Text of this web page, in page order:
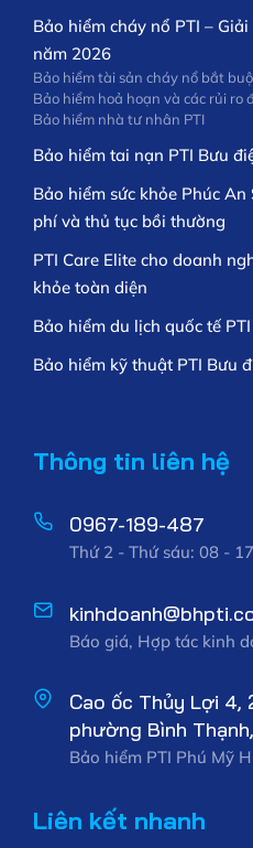
Bảo hiểm cháy nổ PTI –
năm 2026
Bảo hiểm tài sản cháy nổ bắt
Bảo hiểm hoả hoạn và các rủi ro
Bảo hiểm nhà tư nhân PTI
Bảo hiểm tai nạn PTI Bưu
Bảo hiểm sức khỏe Phúc
phí và thủ tục bồi thường
PTI Care Elite cho doanh
khỏe toàn diện
Bảo hiểm du lịch quốc tế PTI
Bảo hiểm kỹ thuật PTI Bưu
Thông tin liên hệ
0967-189-487
Thứ 2 - Thứ sáu: 08 -
Báo giá, Hợp tác kinh
Cao ốc Thủy Lợi 4,
phường Bình
Bảo hiểm PTI Phú Mỹ
Liên kết nhanh